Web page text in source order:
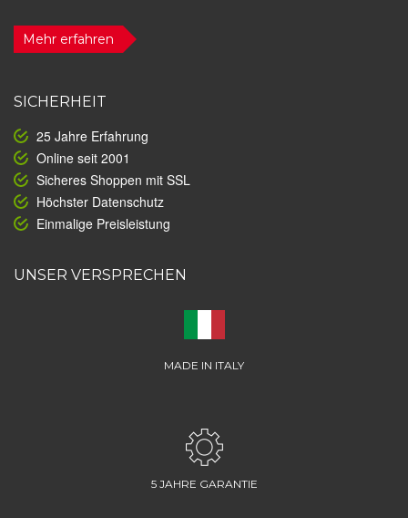
Mehr erfahren
SICHERHEIT
25 Jahre Erfahrung
Online seit 2001
Sicheres Shoppen mit SSL
Höchster Datenschutz
Einmalige Preisleistung
UNSER VERSPRECHEN
MADE IN ITALY
5 JAHRE GARANTIE